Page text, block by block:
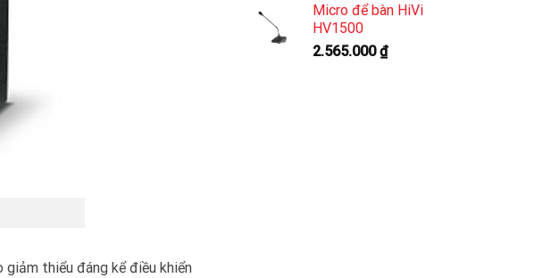
thiểu đáng kể điều khiển
Micro để bàn HiVi
HV1500
2.565.000₫